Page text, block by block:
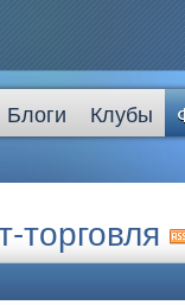
Блоги Клубы
торговля